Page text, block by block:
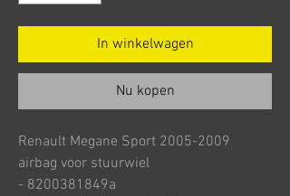
In winkelwagen
Nu kopen
Renault Megane Sport 2005-2009
airbag voor stuurwiel
- 8200381849a